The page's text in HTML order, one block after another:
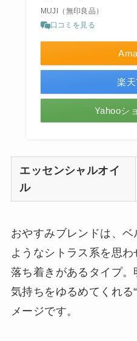
MUJI（無印良品）
口コミを見る
楽
Yahooシ
エッセンシャルオイ
ル
おやすみブレンドは、
ようなシトラス系を思
落ち着きがあるタイプ。
気持ちをゆるめてくれる
メージです。